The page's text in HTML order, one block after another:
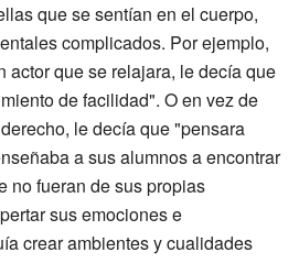
que se sentían en el cuerpo,
complicados. Por ejemplo,
actor que se relajara, le decía que
de facilidad". O en vez de
le decía que "pensara
a sus alumnos a encontrar
no fueran de sus propias
sus emociones e
crear ambientes y cualidades